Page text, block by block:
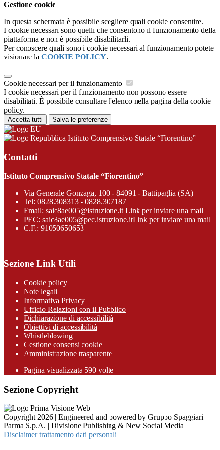
Gestione cookie
In questa schermata è possibile scegliere quali cookie consentire.
I cookie necessari sono quelli che consentono il funzionamento della
piattaforma e non è possibile disabilitarli.
Per conoscere quali sono i cookie necessari al funzionamento potete
visionare la COOKIE POLICY.
Cookie necessari per il funzionamento
I cookie necessari per il funzionamento non possono essere
disabilitati. È possibile consultare l'elenco nella pagina della cookie
policy.
Accetta tutti Salva le preferenze
Istituto Comprensivo Statale “Fiorentino”
Contatti
Istituto Comprensivo Statale “Fiorentino”
Via Generale Gonzaga, 100 - 84091 - Battipaglia (SA)
Tel: 0828.308313 - 0828.307187
Email: saic8ae005@istruzione.it Link per inviare una mail
PEC: saic8ae005@pec.istruzione.itLink per inviare una mail
C.F.: 91050650653
Sezione Link Utili
Cookie policy
Note legali
Informativa Privacy
Ufficio Relazioni con il Pubblico
Dichiarazione di accessibilità
Obiettivi di accessibilità
Whistleblowing
Gestione consensi cookie
Amministrazione trasparente
Pagina visualizzata 590 volte
Sezione Copyright
Copyright 2026 | Engineered and powered by Gruppo Spaggiari
Parma S.p.A. | Divisione Publishing & New Social Media
Disclaimer trattamento dati personali